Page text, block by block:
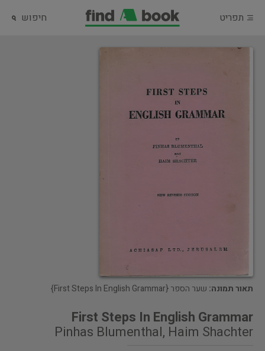
תפריט חיפוש
תאור תמונה: שער הספר {First Steps In English Grammar}
First Steps In English Grammar
Pinhas Blumenthal, Haim Shachter